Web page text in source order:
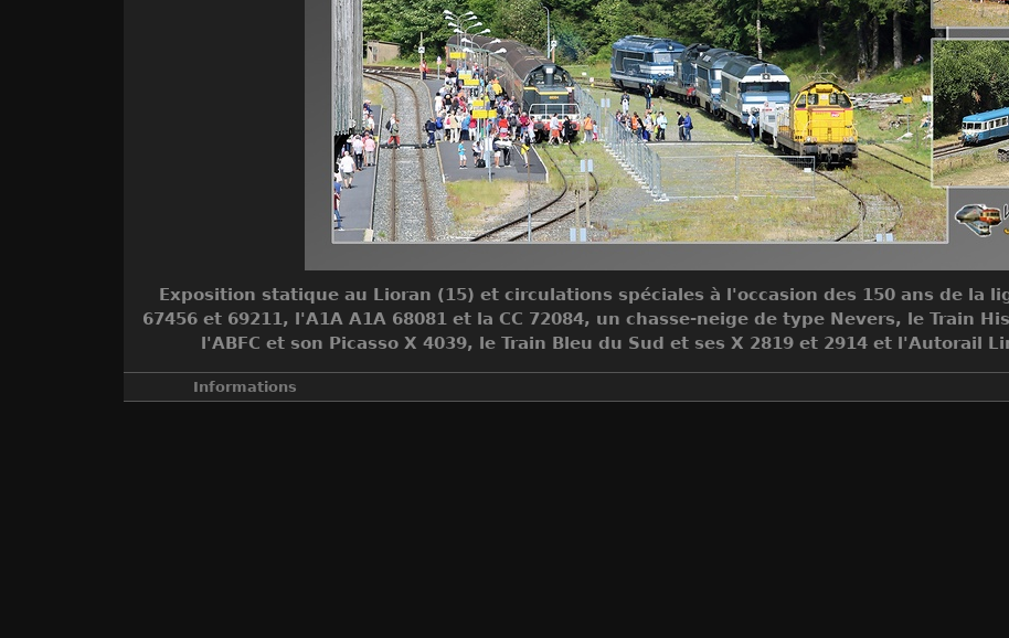
Exposition statique au Lioran (15) et circulations spéciales à l'occasion des 150 ans de la
67456 et 69211, l'A1A A1A 68081 et la CC 72084, un chasse-neige de type Nevers, le Train
l'ABFC et son Picasso X 4039, le Train Bleu du Sud et ses X 2819 et 2914 et l'Autorail
Informations